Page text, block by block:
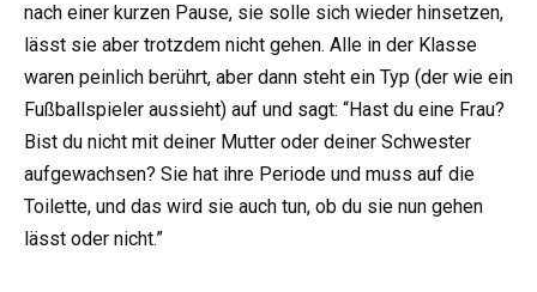
nach einer kurzen Pause, sie solle sich wieder hinsetzen,
lässt sie aber trotzdem nicht gehen. Alle in der Klasse
waren peinlich berührt, aber dann steht ein Typ (der wie ein
Fußballspieler aussieht) auf und sagt: “Hast du eine Frau?
Bist du nicht mit deiner Mutter oder deiner Schwester
aufgewachsen? Sie hat ihre Periode und muss auf die
Toilette, und das wird sie auch tun, ob du sie nun gehen
lässt oder nicht.”